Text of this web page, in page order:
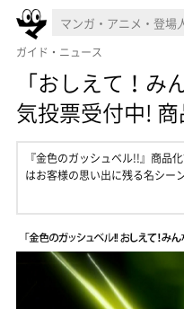
ガイド・ニュース
「おしえて！み
気投票受付中!
『金色のガッシュベル!!』商品
はお客様の思い出に残る名シー